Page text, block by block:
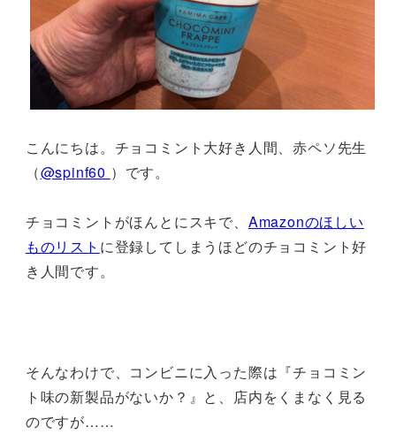
こんにちは。チョコミント大好き人間、赤ペソ先生
（@spinf60 ）です。
チョコミントがほんとにスキで、 Amazonのほしい
ものリスト に登録してしまうほどのチョコミント好
き人間です。
そんなわけで、コンビニに入った際は『チョコミン
ト味の新製品がないか？』と、店内をくまなく見る
のですが……